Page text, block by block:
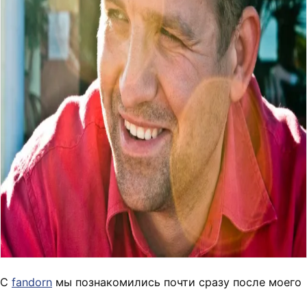
С fandorn мы познакомились почти сразу после моего